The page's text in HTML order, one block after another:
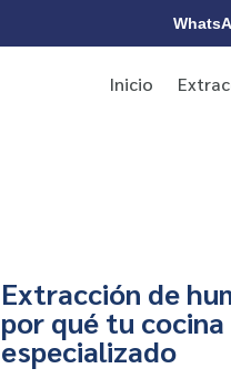
Inicio
Extracción de
por qué tu
especializado